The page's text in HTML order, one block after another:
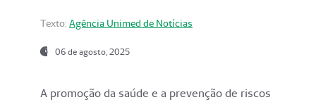
Texto: Agência Unimed de Notícias
06 de agosto, 2025
A promoção da saúde e a prevenção de riscos